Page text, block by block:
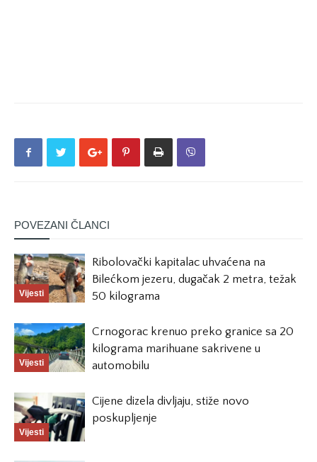
POVEZANI ČLANCI
Vijesti
Ribolovački kapitalac uhvaćena na
Bilećkom jezeru, dugačak 2 metra, težak
50 kilograma
Vijesti
Crnogorac krenuo preko granice sa 20
kilograma marihuane sakrivene u
automobilu
Vijesti
Cijene dizela divljaju, stiže novo
poskupljenje